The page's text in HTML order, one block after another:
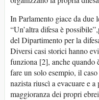
In Parlamento giace da due
“Un’altra difesa è
del Dipartimento per la
Diversi casi storici hanno
funziona [2], anche quando
fare un solo esempio, il
nazista riuscì a evacuare e
maggioranza dei propri